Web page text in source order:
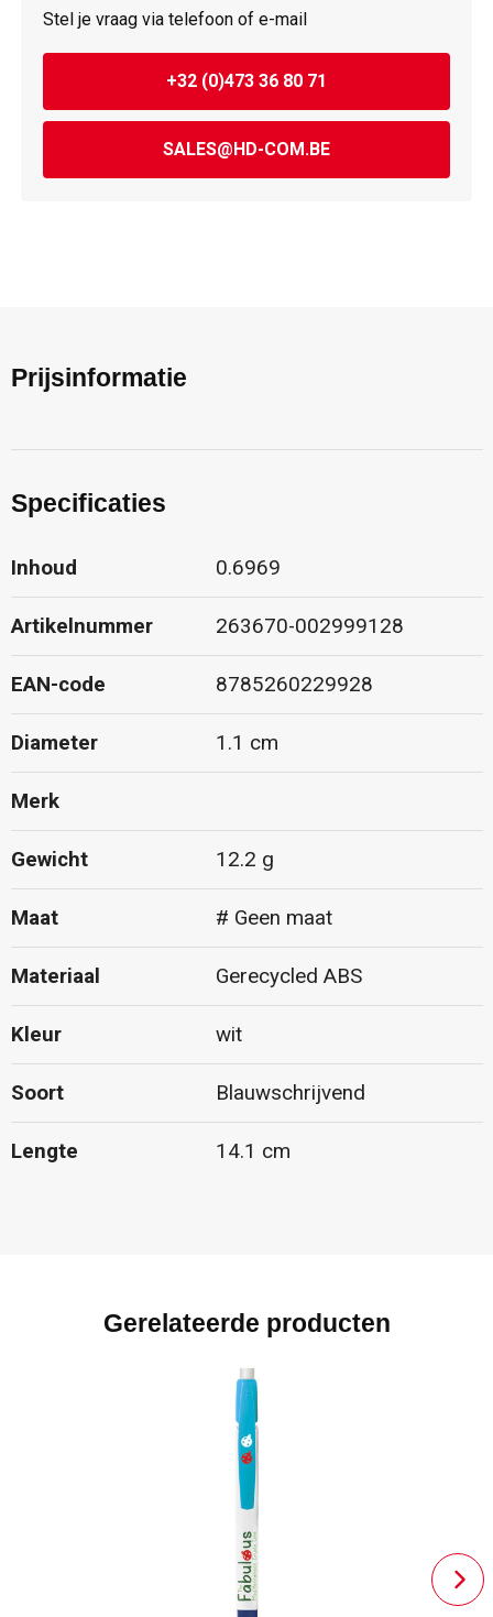
Stel je vraag via telefoon of e-mail
+32 (0)473 36 80 71
SALES@HD-COM.BE
Prijsinformatie
Specificaties
Inhoud 0.6969
Artikelnummer 263670-002999128
EAN-code 8785260229928
Diameter 1.1 cm
Merk
Gewicht 12.2 g
Maat # Geen maat
Materiaal Gerecycled ABS
Kleur wit
Soort Blauwschrijvend
Lengte 14.1 cm
Gerelateerde producten